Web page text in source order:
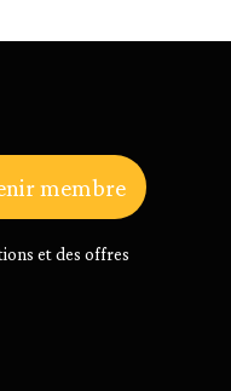
membre
et des offres